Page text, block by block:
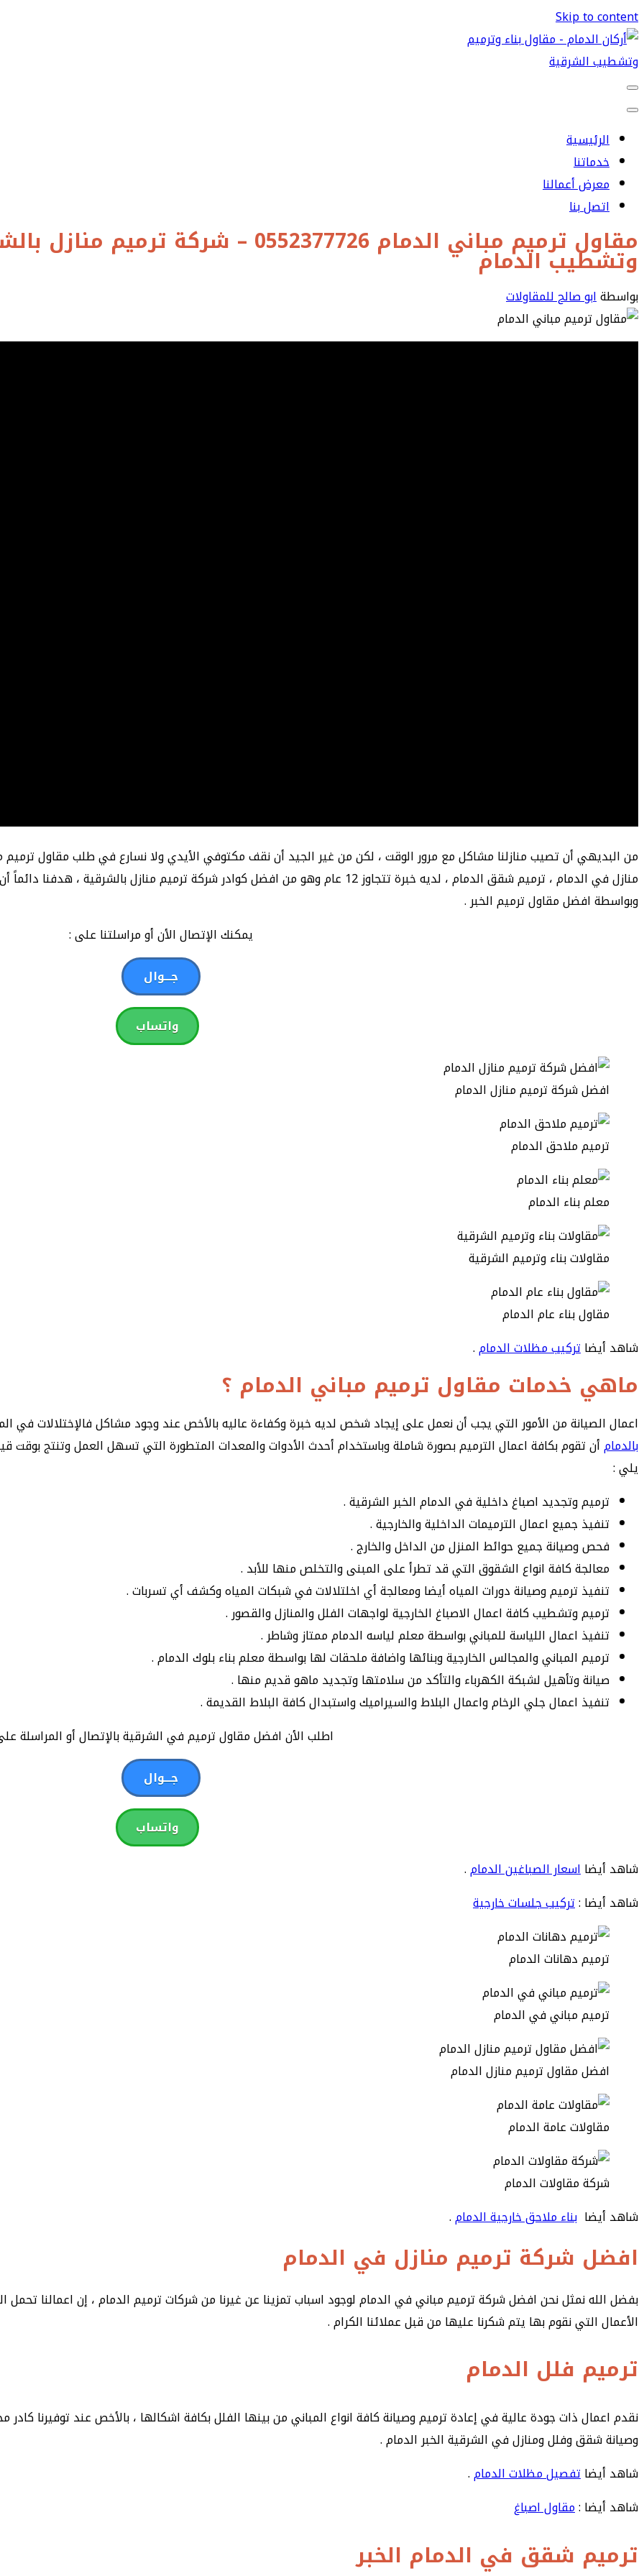
Skip to content
الرئيسية
خدماتنا
معرض أعمالنا
اتصل بنا
مقاول ترميم مباني الدمام 0552377726 –
وتشطيب الدمام
بواسطةابو صالح للمقاولات
من البديهي أن تصيب منازلنا مشاكل مع مرور الوقت ، لكن من غير الجيد أن نقف مكتوفي الأيدي ولا نسارع في طلب مقاول
منازل في الدمام ، ترميم شقق الدمام ، لديه خبرة تتجاوز 12 عام وهو من افضل كوادر شركة ترميم
وبواسطة افضل مقاول ترميم الخبر .
يمكنك الإتصال الأن أو مراسلتنا على :
جـــوال
واتساب
افضل شركة ترميم منازل الدمام
ترميم ملاحق الدمام
معلم بناء الدمام
مقاولات بناء وترميم الشرقية
مقاول بناء عام الدمام
شاهد أيضاتركيب مظلات الدمام.
ماهي خدمات مقاول ترميم مباني الدمام ؟
اعمال الصيانة من الأمور التي يجب أن نعمل على إيجاد شخص لديه خبرة وكفاءة عاليه بالأخص عند وجود مشاكل فالإختلالات في
بالدمامأن تقوم بكافة اعمال الترميم بصورة شاملة وباستخدام أحدث الأدوات والمعدات المتطورة التي تسهل العمل وتنتج
يلي :
ترميم وتجديد اصباغ داخلية في الدمام الخبر الشرقية .
تنفيذ جميع اعمال الترميمات الداخلية والخارجية .
فحص وصيانة جميع حوائط المنزل من الداخل والخارج .
معالجة كافة انواع الشقوق التي قد تطرأ على المبنى والتخلص منها للأبد .
تنفيذ ترميم وصيانة دورات المياه أيضا ومعالجة أي اخلتلالات في شبكات المياه وكشف أي تسربات .
ترميم وتشطيب كافة اعمال الاصباغ الخارجية لواجهات الفلل والمنازل والقصور .
تنفيذ اعمال اللياسة للمباني بواسطة معلم لياسه الدمام ممتاز وشاطر .
ترميم المباني والمجالس الخارجية وبنائها واضافة ملحقات لها بواسطة معلم بناء بلوك الدمام .
صيانة وتأهيل لشبكة الكهرباء والتأكد من سلامتها وتجديد ماهو قديم منها .
تنفيذ اعمال جلي الرخام واعمال البلاط والسيراميك واستبدال كافة البلاط القديمة .
اطلب الأن افضل مقاول ترميم في الشرقية بالإتصال أو المراسلة
جـــوال
واتساب
شاهد أيضااسعار الصباغين الدمام.
شاهد أيضا :تركيب جلسات خارجية
ترميم دهانات الدمام
ترميم مباني في الدمام
افضل مقاول ترميم منازل الدمام
مقاولات عامة الدمام
شركة مقاولات الدمام
شاهد أيضا بناء ملاحق خارجية الدمام.
افضل شركة ترميم منازل في الدمام
بفضل الله نمثل نحن افضل شركة ترميم مباني في الدمام لوجود اسباب تمزينا عن غيرنا من شركات ترميم الدمام ، إن اعمالنا تحمل
الأعمال التي نقوم بها يتم شكرنا عليها من قبل عملائنا الكرام .
ترميم فلل الدمام
نقدم اعمال ذات جودة عالية في إعادة ترميم وصيانة كافة انواع المباني من بينها الفلل بكافة اشكالها ، بالأخص عند توفيرنا
وصيانة شقق وفلل ومنازل في الشرقية الخبر الدمام .
شاهد أيضاتفصيل مظلات الدمام.
شاهد أيضا :مقاول اصباغ
ترميم شقق في الدمام الخبر